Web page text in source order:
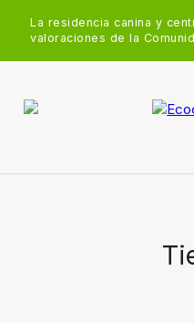
La residencia canina y
valoraciones de la